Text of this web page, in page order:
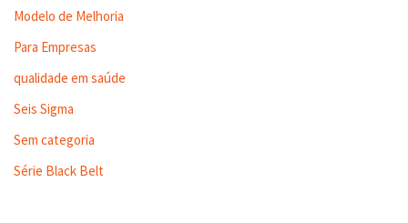
Modelo de Melhoria
Para Empresas
qualidade em saúde
Seis Sigma
Sem categoria
Série Black Belt